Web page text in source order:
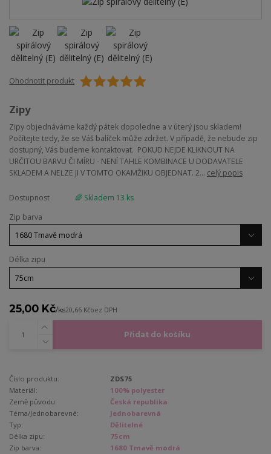
Ohodnotit produkt
Zipy
Zipy objednáváme každý pátek dopoledne a v úterý jsou skladem!
Počítejte tedy, že se Váš balíček může zdržet. V případě, že nebude zip
dostupný, Vás budeme kontaktovat. POKUD NEJDE KLIKNOUT NA
URČITOU BARVU ČI MÍRU - NENÍ TAHLE KOMBINACE U DODAVATELE
SKLADEM A NELZE JI V TOMTO OKAMŽIKU OBJEDNAT. 2... celý popis
Dostupnost
🌈 Skladem 13 ks
Zip barva
Délka zipu
25,00 Kč/ks20,66 Kčbez DPH
Přidat do košíku
Číslo produktu:
ZDS75
Materiál:
100% polyester
Země původu:
Česká republika
Téma/Jednobarevné:
Jednobarevná
Typ:
Dělitelné
Délka zipu:
75cm
Zip barva:
1680 Tmavě modrá